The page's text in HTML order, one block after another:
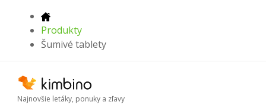
Produkty
Šumivé tablety
Najnovšie letáky, ponuky a zľavy